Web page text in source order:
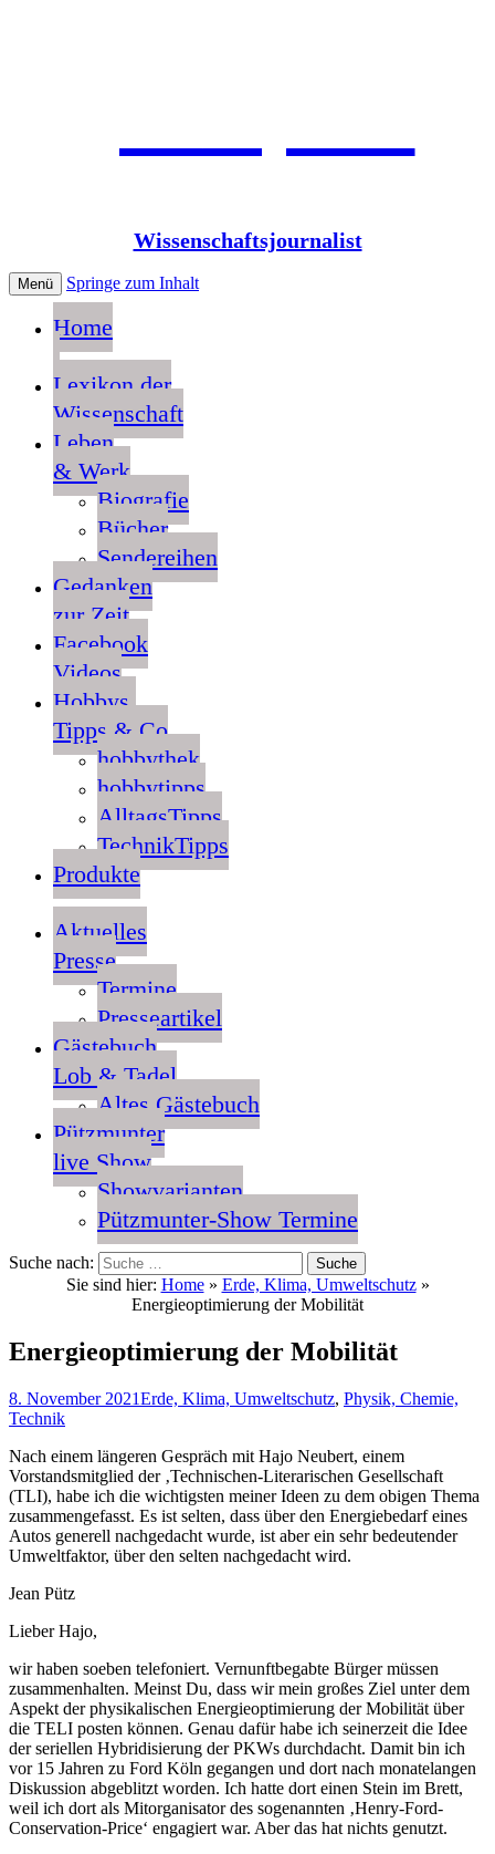
Jean Pütz
Wissenschaftsjournalist
Menü Springe zum Inhalt
Home
Lexikon der
Wissenschaft
Leben
& Werk
Biografie
Bücher
Sendereihen
Gedanken
zur Zeit
Facebook
Videos
Hobbys,
Tipps & Co
hobbythek
hobbytipps
AlltagsTipps
TechnikTipps
Produkte
Aktuelles
Presse
Termine
Presseartikel
Gästebuch
Lob & Tadel
Altes Gästebuch
Pützmunter
live Show
Showvarianten
Pützmunter-Show Termine
Suche nach:
Sie sind hier: Home» Erde, Klima, Umweltschutz»
Energieoptimierung der Mobilität
Energieoptimierung der Mobilität
8. November 2021Erde, Klima, Umweltschutz, Physik, Chemie,
Technik
Nach einem längeren Gespräch mit Hajo Neubert, einem
Vorstandsmitglied der ‚Technischen-Literarischen Gesellschaft
(TLI), habe ich die wichtigsten meiner Ideen zu dem obigen Thema
zusammengefasst. Es ist selten, dass über den Energiebedarf eines
Autos generell nachgedacht wurde, ist aber ein sehr bedeutender
Umweltfaktor, über den selten nachgedacht wird.
Jean Pütz
Lieber Hajo,
wir haben soeben telefoniert. Vernunftbegabte Bürger müssen
zusammenhalten. Meinst Du, dass wir mein großes Ziel unter dem
Aspekt der physikalischen Energieoptimierung der Mobilität über
die TELI posten können. Genau dafür habe ich seinerzeit die Idee
der seriellen Hybridisierung der PKWs durchdacht. Damit bin ich
vor 15 Jahren zu Ford Köln gegangen und dort nach monatelangen
Diskussion abgeblitzt worden. Ich hatte dort einen Stein im Brett,
weil ich dort als Mitorganisator des sogenannten ‚Henry-Ford-
Conservation-Price‘ engagiert war. Aber das hat nichts genutzt.